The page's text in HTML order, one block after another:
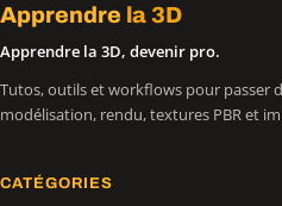
Apprendre la 3D
Apprendre la 3D, devenir pro.
Tutos, outils et workflows pour passer
modélisation, rendu, textures PBR et
CATÉGORIES